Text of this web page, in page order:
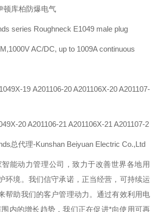
顿库柏防爆电气
series Roughneck E1049 male plug
AC/DC, up to 1009A continuous
19 A201106-20 A201106X-20 A201107-
20 A201106-21 A201106X-21 A201107-2
总代理-Kunshan Beiyuan Electric Co.,Ltd
智能动力管理公司，致力于改善世界各地用
环境。我们信守承诺，正当经营，可持续运
帮助我们的客户管理动力。通过有效利用电
内的增长趋势，我们正在促进*向使用可再